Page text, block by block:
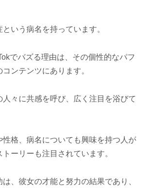
いう病名を持っています。
でバズる理由は、その個性的なパフ
ンテンツにあります。
々に共感を呼び、広く注目を浴びて
性格、病名についても興味を持つ人が
ーリーも注目されています。
、彼女の才能と努力の結果であり、